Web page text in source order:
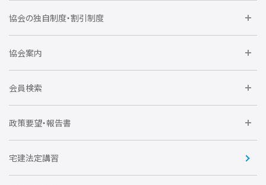
委員会に参加しよう
要望活動に参加しよう
協会の独自制度・割引制度
住宅瑕疵担保責任保険割引制度
全住協NET
不動産後見アドバイザー資格講習
会
全住協ビジネスショップ
協会案内
運営組織
トライアル会員制度
会員検索
企業会員
賛助会員
政策要望・報告書
住宅・土地税制改正要望
宅建法定講習